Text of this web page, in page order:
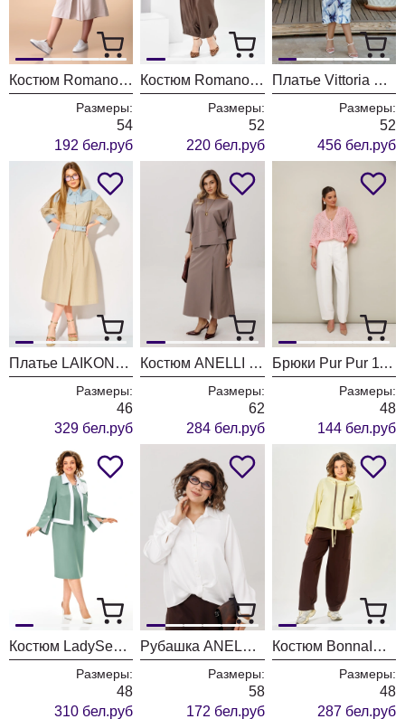
Костюм Romanovich Style 2-1971 беж
Размеры:
54
192 бел.руб
Костюм Romanovich Style 2-2924 коричневый
Размеры:
52
220 бел.руб
Платье Vittoria Queen 28633 молочный+синий принт
Размеры:
52
456 бел.руб
Платье LAIKONY L-434 бежевый
Размеры:
46
329 бел.руб
Костюм ANELLI LAUREL 1793-2 пустынная гладь
Размеры:
62
284 бел.руб
Брюки Pur Pur 11-481
Размеры:
48
144 бел.руб
Костюм LadySecret 25313 мята
Размеры:
48
310 бел.руб
Рубашка ANELLI LAUREL 1663 перламутровая жемчужина
Размеры:
58
172 бел.руб
Костюм BonnaImage 1062/1 желтый
Размеры:
48
287 бел.руб